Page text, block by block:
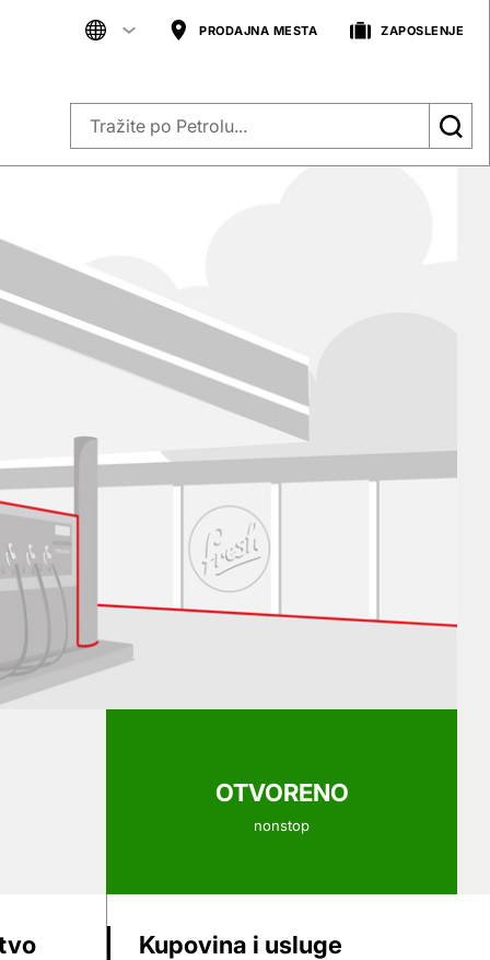
PRODAJNA MESTA ZAPOSLENJE
OTVORENO
nonstop
Kupovina i usluge